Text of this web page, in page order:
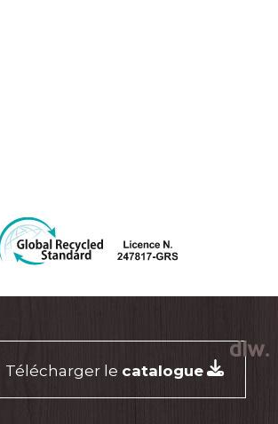
Télécharger le catalogue